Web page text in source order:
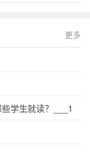
更多
学生就读？___1